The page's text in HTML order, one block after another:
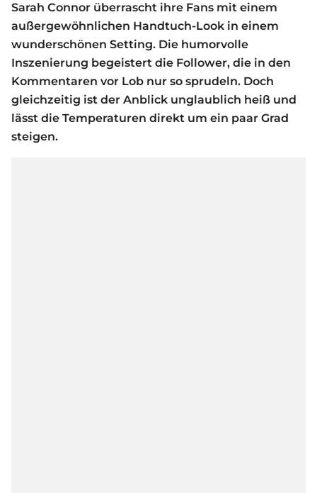
Sarah Connor überrascht ihre Fans mit einem
außergewöhnlichen Handtuch-Look in einem
wunderschönen Setting. Die humorvolle
Inszenierung begeistert die Follower, die in den
Kommentaren vor Lob nur so sprudeln. Doch
gleichzeitig ist der Anblick unglaublich heiß und
lässt die Temperaturen direkt um ein paar Grad
steigen.